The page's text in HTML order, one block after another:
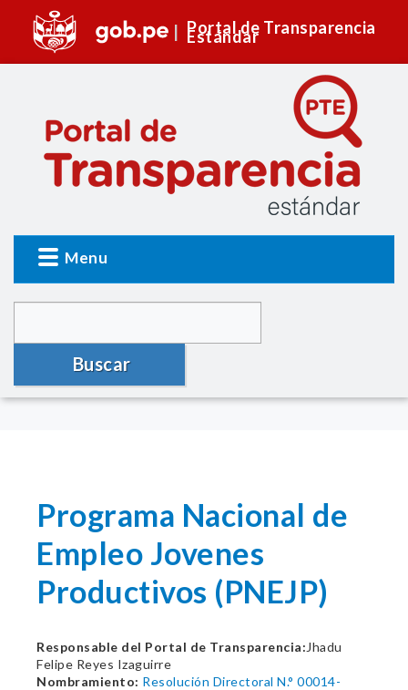
Portal de Transparencia
Estándar
Menu
Buscar
Programa Nacional de
Empleo Jovenes
Productivos (PNEJP)
Responsable del Portal de Transparencia: Jhadu
Felipe Reyes Izaguirre
Nombramiento: Resolución Directoral N.° 00014-